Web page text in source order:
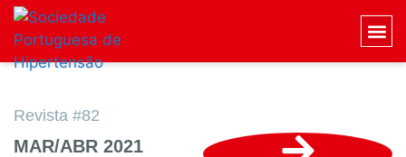
Revista #82
MAR/ABR 2021